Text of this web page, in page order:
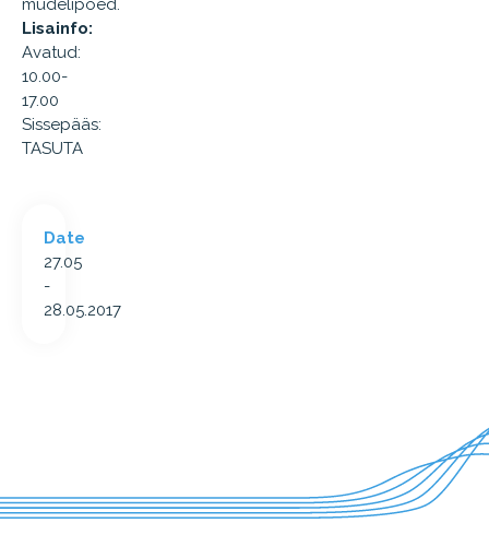
mudelipoed.
Lisainfo:
Avatud:
10.00-
17.00
Sissepääs:
TASUTA
Date
27.05
-
28.05.2017